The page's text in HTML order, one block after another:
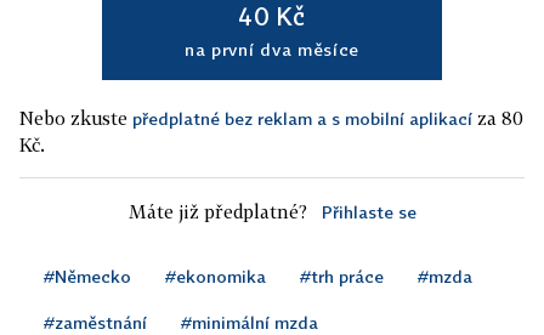
40 Kč
na první dva měsíce
Nebo zkuste předplatné bez reklam a s mobilní aplikací za 80
Kč.
Máte již předplatné? Přihlaste se
#Německo #ekonomika #trh práce #mzda
#zaměstnání #minimální mzda